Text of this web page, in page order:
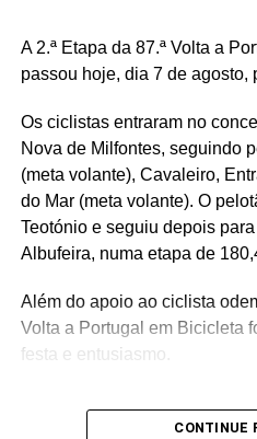
Facebook
Mastodon
Email
RELATED TOPICS:
UP NEXT
Câmara Municipal de
com Rock in Rio
DON'T MISS
De 16 a 19 de julho, São
uma edição da FACECO,
A 2.ª Etapa da 87.ª Volta a
passou hoje, dia 7 de agosto,
Os ciclistas entraram no
Nova de Milfontes, seguindo
(meta volante), Cavaleiro,
do Mar (meta volante). O
Teotónio e seguiu depois
Albufeira, numa etapa de
Além do apoio ao ciclista
Volta a Portugal em Bicicleta
festa e entusiasmo.
CONTINUE